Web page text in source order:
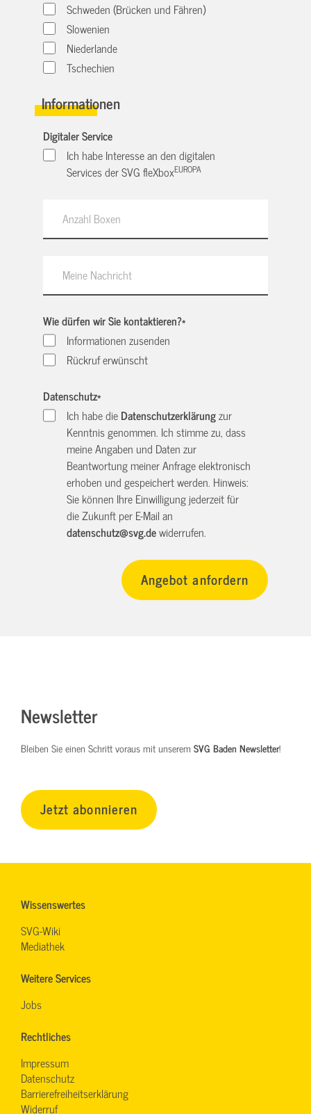
Schweden (Brücken und Fähren)
Slowenien
Niederlande
Tschechien
Informationen
Digitaler Service
Ich habe Interesse an den digitalen
Services der SVG fleXboxEUROPA
Wie dürfen wir Sie kontaktieren?*
Informationen zusenden
Rückruf erwünscht
Datenschutz*
Ich habe dieDatenschutzerklärungzur
Kenntnis genommen. Ich stimme zu, dass
meine Angaben und Daten zur
Beantwortung meiner Anfrage elektronisch
erhoben und gespeichert werden. Hinweis:
Sie können Ihre Einwilligung jederzeit für
die Zukunft per E-Mail an
datenschutz@svg.dewiderrufen.
Newsletter
Bleiben Sie einen Schritt voraus mit unserem SVG Baden Newsletter!
Jetzt abonnieren
Wissenswertes
SVG-Wiki
Mediathek
Weitere Services
Jobs
Rechtliches
Impressum
Datenschutz
Barrierefreiheitserklärung
Widerruf